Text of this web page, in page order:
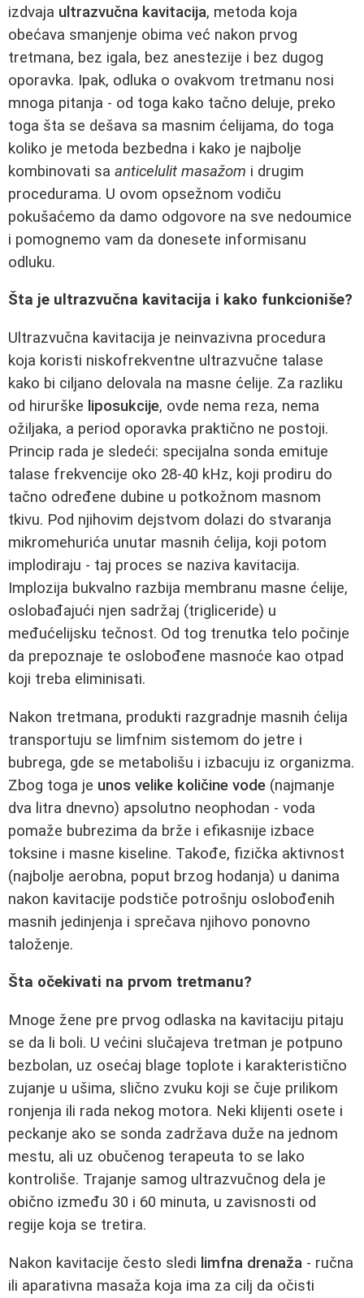
izdvaja ultrazvučna kavitacija, metoda koja
obećava smanjenje obima već nakon prvog
tretmana, bez igala, bez anestezije i bez dugog
oporavka. Ipak, odluka o ovakvom tretmanu nosi
mnoga pitanja - od toga kako tačno deluje, preko
toga šta se dešava sa masnim ćelijama, do toga
koliko je metoda bezbedna i kako je najbolje
kombinovati sa anticelulit masažom i drugim
procedurama. U ovom opsežnom vodiču
pokušaćemo da damo odgovore na sve nedoumice
i pomognemo vam da donesete informisanu
odluku.
Šta je ultrazvučna kavitacija i kako funkcioniše?
Ultrazvučna kavitacija je neinvazivna procedura
koja koristi niskofrekventne ultrazvučne talase
kako bi ciljano delovala na masne ćelije. Za razliku
od hirurške liposukcije, ovde nema reza, nema
ožiljaka, a period oporavka praktično ne postoji.
Princip rada je sledeći: specijalna sonda emituje
talase frekvencije oko 28-40 kHz, koji prodiru do
tačno određene dubine u potkožnom masnom
tkivu. Pod njihovim dejstvom dolazi do stvaranja
mikromehurića unutar masnih ćelija, koji potom
implodiraju - taj proces se naziva kavitacija.
Implozija bukvalno razbija membranu masne ćelije,
oslobađajući njen sadržaj (trigliceride) u
međućelijsku tečnost. Od tog trenutka telo počinje
da prepoznaje te oslobođene masnoće kao otpad
koji treba eliminisati.
Nakon tretmana, produkti razgradnje masnih ćelija
transportuju se limfnim sistemom do jetre i
bubrega, gde se metabolišu i izbacuju iz organizma.
Zbog toga je unos velike količine vode (najmanje
dva litra dnevno) apsolutno neophodan - voda
pomaže bubrezima da brže i efikasnije izbace
toksine i masne kiseline. Takođe, fizička aktivnost
(najbolje aerobna, poput brzog hodanja) u danima
nakon kavitacije podstiče potrošnju oslobođenih
masnih jedinjenja i sprečava njihovo ponovno
taloženje.
Šta očekivati na prvom tretmanu?
Mnoge žene pre prvog odlaska na kavitaciju pitaju
se da li boli. U većini slučajeva tretman je potpuno
bezbolan, uz osećaj blage toplote i karakteristično
zujanje u ušima, slično zvuku koji se čuje prilikom
ronjenja ili rada nekog motora. Neki klijenti osete i
peckanje ako se sonda zadržava duže na jednom
mestu, ali uz obučenog terapeuta to se lako
kontroliše. Trajanje samog ultrazvučnog dela je
obično između 30 i 60 minuta, u zavisnosti od
regije koja se tretira.
Nakon kavitacije često sledi limfna drenaža - ručna
ili aparativna masaža koja ima za cilj da očisti